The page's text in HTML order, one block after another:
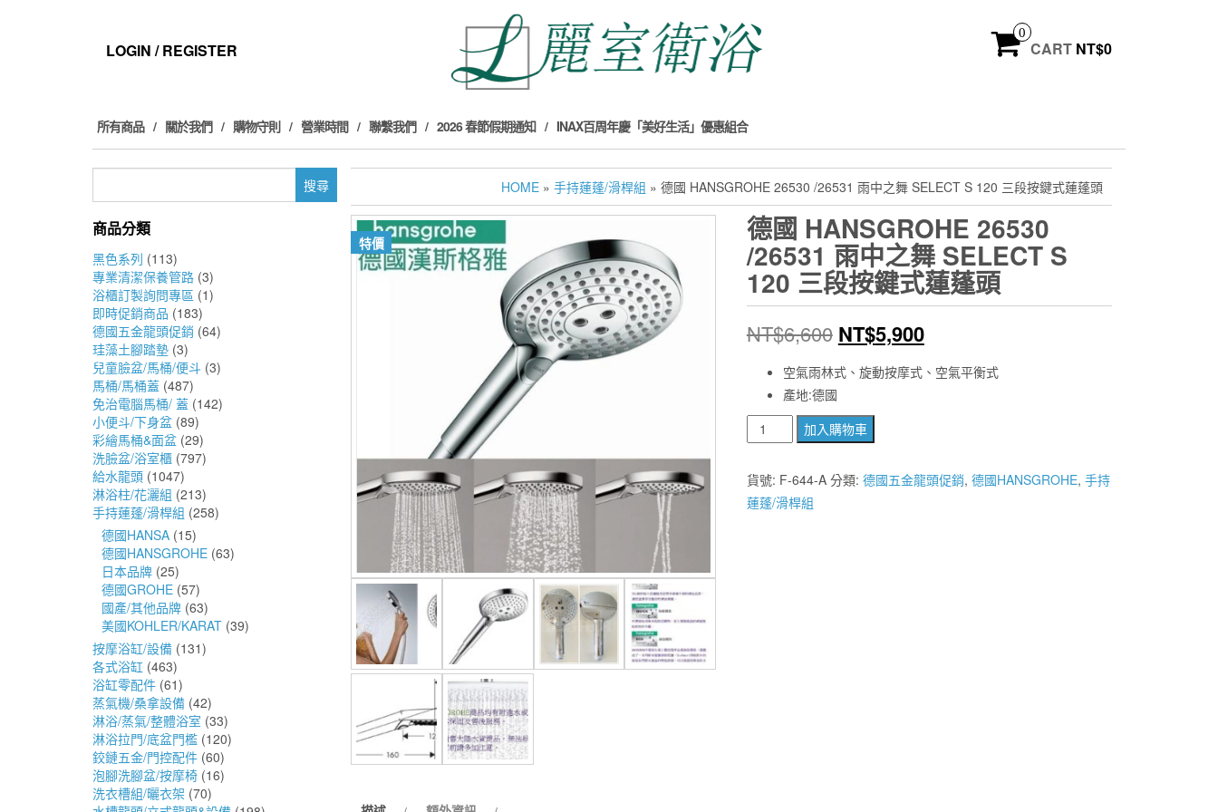
LOGIN / REGISTER
0
CART NT$0
所有商品 關於我們 購物守則 營業時間 聯繫我們 2026 春節假期通知 INAX百周年慶「美好生活」優惠組合
鍵
商品分類
黑色系列 (113)
專業清潔保養管路 (3)
浴櫃訂製詢問專區 (1)
即時促銷商品 (183)
德國五金龍頭促銷 (64)
珪藻土腳踏墊 (3)
兒童臉盆/馬桶/便斗 (3)
馬桶/馬桶蓋 (487)
免治電腦馬桶/ 蓋 (142)
小便斗/下身盆 (89)
彩繪馬桶&面盆 (29)
洗臉盆/浴室櫃 (797)
給水龍頭 (1047)
淋浴柱/花灑組 (213)
手持蓮蓬/滑桿組 (258)
德國HANSA (15)
德國HANSGROHE (63)
日本品牌 (25)
德國GROHE (57)
國產/其他品牌 (63)
美國KOHLER/KARAT (39)
按摩浴缸/設備 (131)
各式浴缸 (463)
浴缸零配件 (61)
蒸氣機/桑拿設備 (42)
淋浴/蒸氣/整體浴室 (33)
淋浴拉門/底盆門檻 (120)
鉸鏈五金/門控配件 (60)
泡腳洗腳盆/按摩椅 (16)
洗衣槽組/曬衣架 (70)
HOME » 手持蓮蓬/滑桿組 » 德國 HANSGROHE 26530 /26531 雨中之舞 SELECT S 120 三段按鍵式蓮蓬頭
特價 德國 HANSGROHE 26530
/26531 雨中之舞 SELECT S
120 三段按鍵式蓮蓬頭
NT$6,600 原
始
格：
NT$6,600。
NT$5,900目
前
NT$5,900。
空氣雨林式、旋動按摩式、空氣平衡式
產地:德國
國
HANSGROHE
26530
/26531
加入購物車
貨號: F-644-A 分類: 德國五金龍頭促銷, 德國HANSGROHE, 手持
蓮蓬/滑桿組